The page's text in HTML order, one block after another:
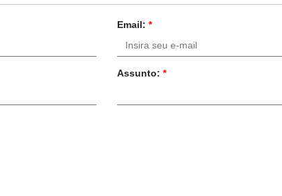
Email: *
Assunto: *